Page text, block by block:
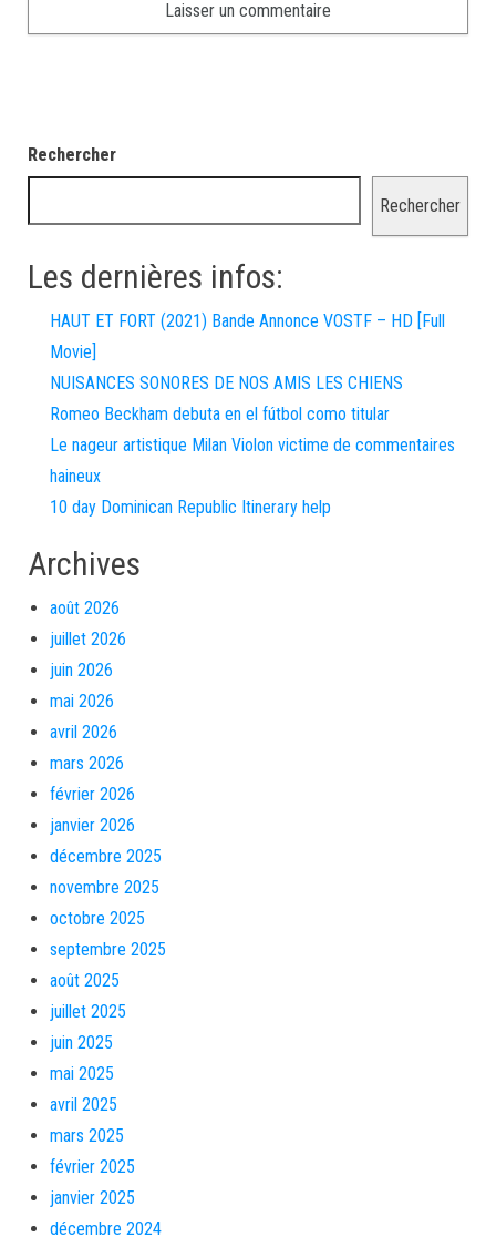
Rechercher
Rechercher
Les dernières infos:
HAUT ET FORT (2021) Bande Annonce VOSTF – HD [Full
Movie]
NUISANCES SONORES DE NOS AMIS LES CHIENS
Romeo Beckham debuta en el fútbol como titular
Le nageur artistique Milan Violon victime de commentaires
haineux
10 day Dominican Republic Itinerary help
Archives
août 2026
juillet 2026
juin 2026
mai 2026
avril 2026
mars 2026
février 2026
janvier 2026
décembre 2025
novembre 2025
octobre 2025
septembre 2025
août 2025
juillet 2025
juin 2025
mai 2025
avril 2025
mars 2025
février 2025
janvier 2025
décembre 2024